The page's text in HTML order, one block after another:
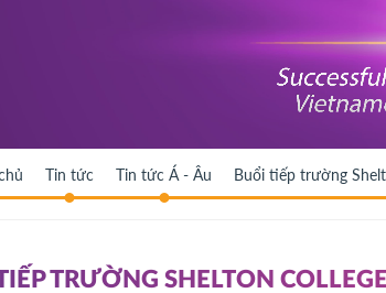
Tin tức Tin tức Á - Âu Buổi tiếp trường
TRƯỜNG SHELTON